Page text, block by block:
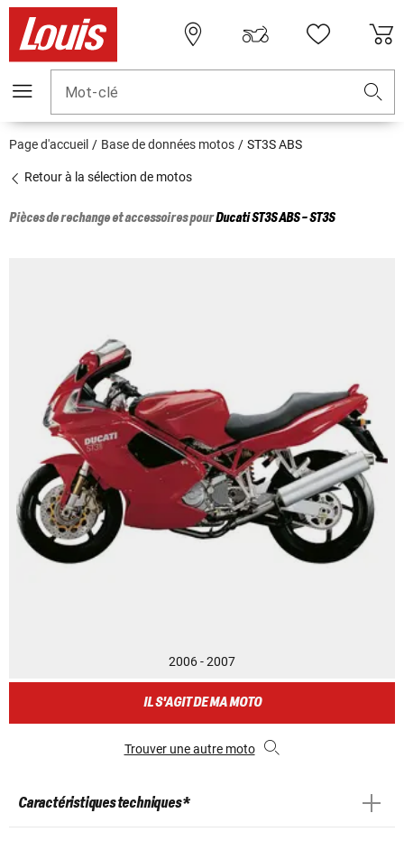
Mot-clé
Page d'accueil Base de données motos ST3S ABS
Retour à la sélection de motos
Pièces de rechange et accessoires pourDucatiST3S ABS - ST3S
2006 - 2007
IL S'AGIT DE MA MOTO
Trouver une autre moto
Caractéristiques techniques *